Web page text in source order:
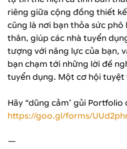
riêng giữa cộng đồng thiết
cũng là nơi bạn thỏa sức phô
thân, giúp các nhà tuyển
tượng với năng lực của bạn,
bạn chạm tới những lời đề
tuyển dụng. Một cơ hội tuyệt
Hãy “dũng cảm’ gủi Portfolio
https://goo.gl/forms/
—